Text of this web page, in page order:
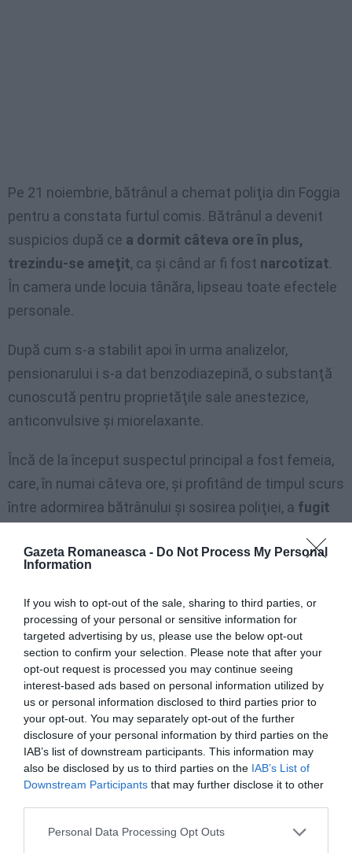
Gazeta Romaneasca - Do Not Process My Personal
Information
If you wish to opt-out of the sale, sharing to third parties, or
processing of your personal or sensitive information for
targeted advertising by us, please use the below opt-out
section to confirm your selection. Please note that after your
opt-out request is processed you may continue seeing
interest-based ads based on personal information utilized by
us or personal information disclosed to third parties prior to
your opt-out. You may separately opt-out of the further
disclosure of your personal information by third parties on the
IAB’s list of downstream participants. This information may
also be disclosed by us to third parties on the IAB’s List of
Downstream Participants that may further disclose it to other
Personal Data Processing Opt Outs
Pe 21 noiembrie, bătrânul a chemat poliţia din Foggia
pentru a constata furtul comis. Bătrânul a devenit
suspicios după ce a dormit câteva ore în plus,
trezindu-se ameţit, ca şi când ar fi fost narcotizat.
În camera unde locuia tânăra, lipseau toate efectele
personale.
După cum s-a stabilit apoi în urma analizelor,
pensionarului i s-a dat benzodiazepină, o substanţă
cunoscută pentru proprietăţile sale anestezice,
anticonvulsive şi miorelaxante.
Încă de la început suspectul principal a fost femeia,
care, în numai câteva ore, şi profitând de timpul scurs
între adormirea bătrânului şi sosirea poliţiei, a fugit
retras 6.000 de euro de la bancă şi 9.950 de euro de
Românca a fost găsită într- un autobuz al liniei
Atlassib de agenţii echipei mobile din Rimini.
bagajele femeii, poliţiştii au găsit circa 15.000 de
euro, iarrestul de 6.000 i-au găsit în casa iubitului
Flaviei Muntean , Bogdan Lupu, domiciliat la Foggia.
Întreaga pradă a fost înapoiată victimei.
Alte cazuti de "badante" necinstite: